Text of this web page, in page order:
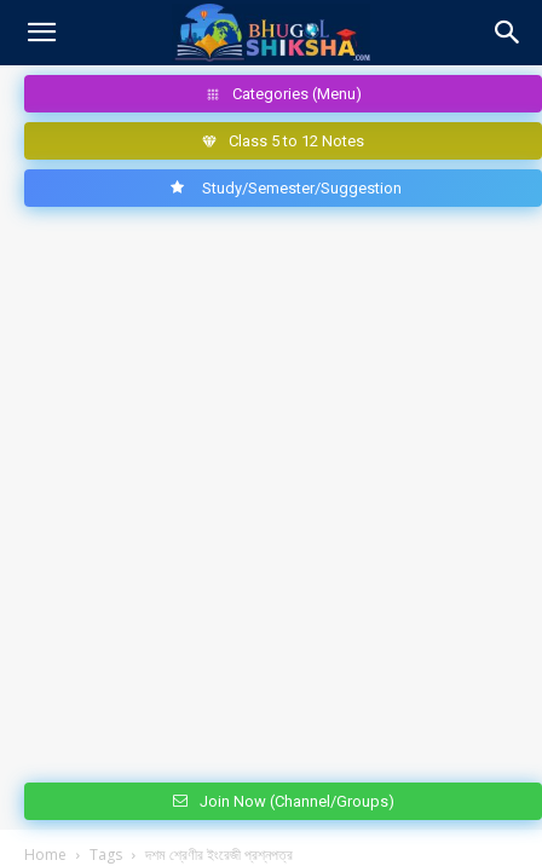
Categories (Menu)
Class 5 to 12 Notes
Study/Semester/Suggestion
Join Now (Channel/Groups)
Home Tags দশম শ্রেণীর ইংরেজী প্রশ্নপত্র